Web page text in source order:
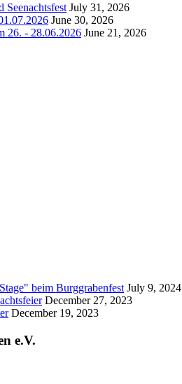
Seenachtsfest July 31, 2026
June 30, 2026
26. - 28.06.2026 June 21, 2026
beim Burggrabenfest July 9, 2024
December 27, 2023
December 19, 2023
e.V.